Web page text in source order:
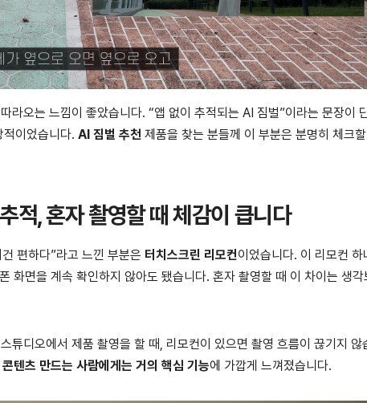
라오는 느낌이 좋았습니다. “앱 없이 추적되는 AI 짐벌”이라는 문장이
이었습니다. AI 짐벌 추천 제품을 찾는 분들께 이 부분은 분명히 체크
적, 혼자 촬영할 때 체감이 큽니다
편하다”라고 느낀 부분은 터치스크린 리모컨이었습니다. 이 리모컨 하
화면을 계속 확인하지 않아도 됐습니다. 혼자 촬영할 때 이 차이는 생각
튜디오에서 제품 촬영을 할 때, 리모컨이 있으면 촬영 흐름이 끊기지 않
텐츠 만드는 사람에게는 거의 핵심 기능에 가깝게 느껴졌습니다.